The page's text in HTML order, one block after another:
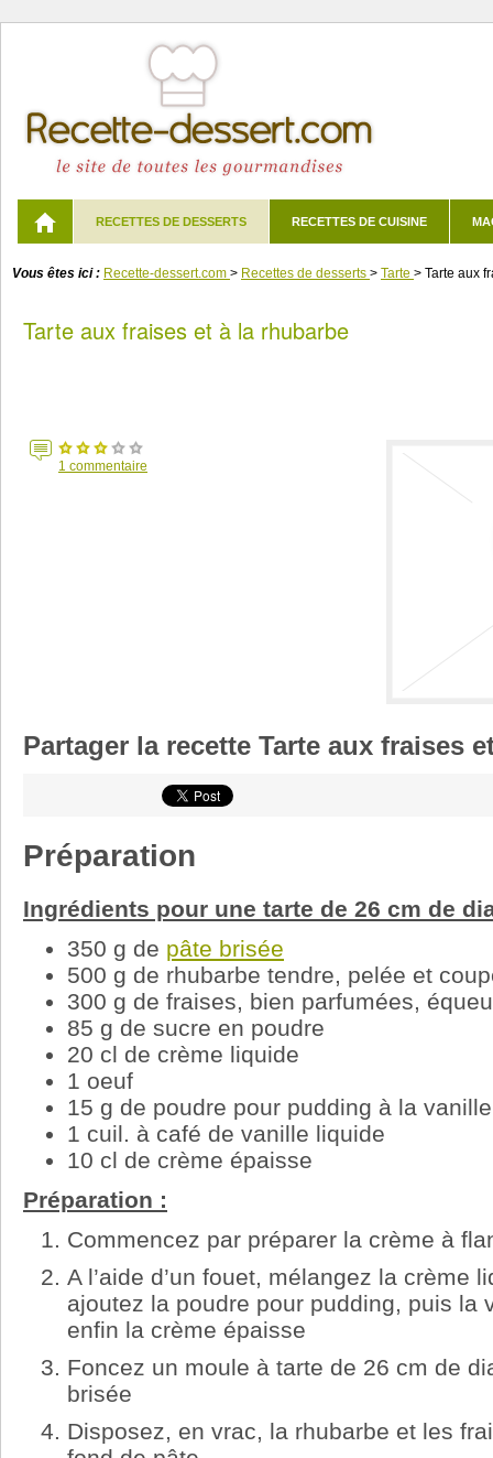
RECETTES DE DESSERTS RECETTES DE CUISINE
Vous êtes ici : Recette-dessert.com > Recettes de desserts > Tarte > Tarte aux
Tarte aux fraises et à la rhubarbe
1 commentaire
Partager la recette Tarte aux fraises
Préparation
Ingrédients pour une tarte de 26 cm de
350 g de pâte brisée
500 g de rhubarbe tendre, pelée et
300 g de fraises, bien parfumées,
85 g de sucre en poudre
20 cl de crème liquide
1 oeuf
15 g de poudre pour pudding à la vanille
1 cuil. à café de vanille liquide
10 cl de crème épaisse
Préparation :
Commencez par préparer la crème à
A l’aide d’un fouet, mélangez la crème
ajoutez la poudre pour pudding, puis la
enfin la crème épaisse
Foncez un moule à tarte de 26 cm de
brisée
Disposez, en vrac, la rhubarbe et les